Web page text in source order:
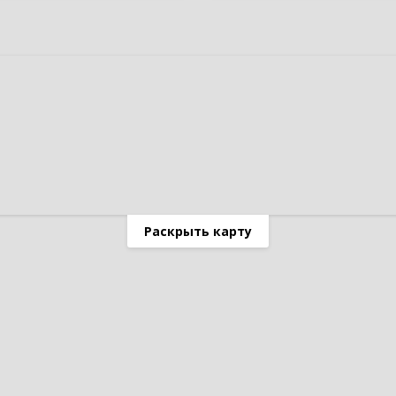
Раскрыть карту